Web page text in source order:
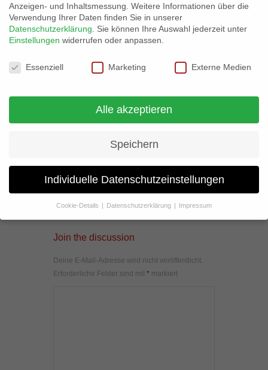
06069_04
Join the discussion
Deine E-Mail-Adresse wird nicht veröffentlicht.
Erforderliche Felder sind mit * markiert
Anzeigen- und Inhaltsmessung. Weitere Informationen über die
Verwendung Ihrer Daten finden Sie in unserer
Datenschutzerklärung
Sie können Ihre Auswahl jederzeit unter
Einstellungen widerrufen oder anpassen.
Datenschutzeinstellungen
Essenziell Marketing Externe Medien
Alle akzeptieren
Speichern
Individuelle Datenschutzeinstellungen
Cookie-Details Datenschutzerklärung Impressum
Datenschutzeinstellungen
Wenn Sie unter 16 Jahre alt sind und Ihre Zustimmung zu
Erziehungsberechtigten um Erlaubnis bitten.
Wir verwenden Cookies und andere Technologien auf unserer